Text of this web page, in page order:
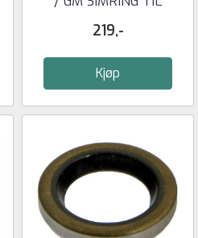
CONVERTER - ...
219,-
Kjøp